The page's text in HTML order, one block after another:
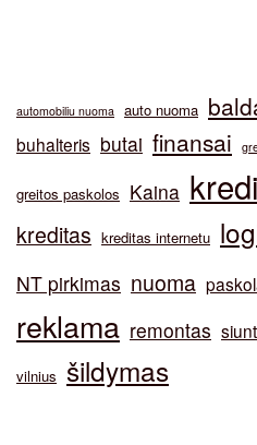
automobiliu nuoma auto nuoma
buhalteris butai finansai
greitos paskolos Kaina
kreditas kreditas internetu
NT pirkimas nuoma
reklama remontas
vilnius šildymas